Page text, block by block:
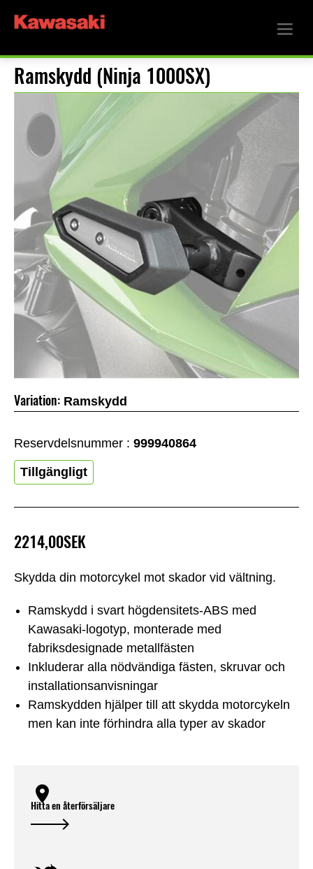
Ramskydd (Ninja 1000SX)
Skydda din motorcykel mot skador vid vältning.
Ramskydd i svart högdensitets-ABS med
Kawasaki-logotyp, monterade med
fabriksdesignade metallfästen
Inkluderar alla nödvändiga fästen, skruvar och
installationsanvisningar
Ramskydden hjälper till att skydda motorcykeln
men kan inte förhindra alla typer av skador
2214,00SEK
Variation: Ramskydd
Reservdelsnummer : 999940864
Tillgängligt
Hitta en återförsäljare